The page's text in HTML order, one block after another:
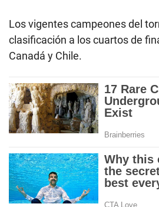
Los vigentes campeones del
clasificación a los cuartos de
Canadá y Chile.